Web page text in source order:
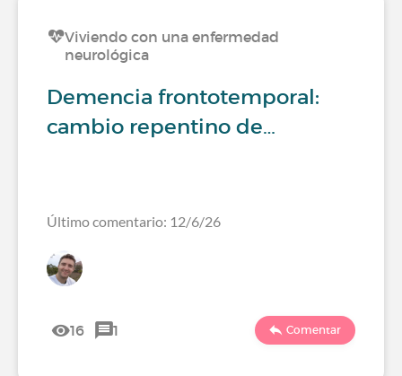
Viviendo con una enfermedad
neurológica
Demencia frontotemporal:
cambio repentino de…
Último comentario: 12/6/26
16 1 Comentar